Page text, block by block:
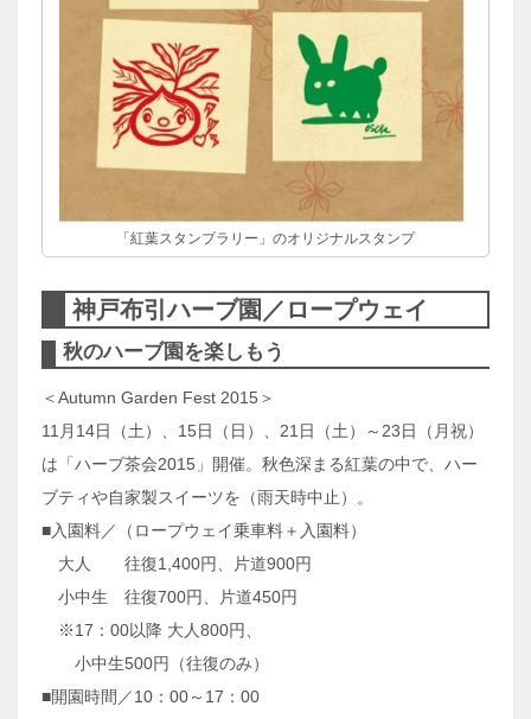
「紅葉スタンプラリー」のオリジナルスタンプ
神戸布引ハーブ園／ロープウェイ
秋のハーブ園を楽しもう
＜Autumn Garden Fest 2015＞
11月14日（土）、15日（日）、21日（土）～23日（月祝）
は「ハーブ茶会2015」開催。秋色深まる紅葉の中で、ハー
ブティや自家製スイーツを（雨天時中止）。
■入園料／（ロープウェイ乗車料＋入園料）
大人 往復1,400円、片道900円
小中生 往復700円、片道450円
※17：00以降 大人800円、
小中生500円（往復のみ）
■開園時間／10：00～17：00